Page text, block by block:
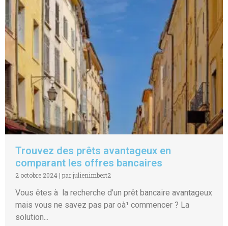
Trouvez des prêts avantageux en
comparant les offres bancaires
2 octobre 2024 | par julienimbert2
Vous êtes à la recherche d’un prêt bancaire avantageux
mais vous ne savez pas par oà¹ commencer ? La
solution...